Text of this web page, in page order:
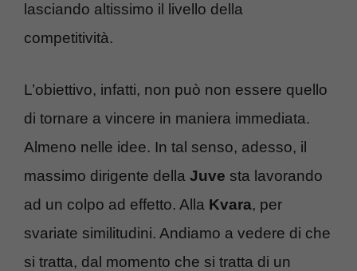
lasciando altissimo il livello della
competitività.
L’obiettivo, infatti, non può non essere quello
di tornare a vincere in maniera immediata.
Almeno nelle idee. In tal senso, adesso, il
massimo dirigente della Juve sta lavorando
ad un colpo ad effetto. Alla Kvara, per
svariate similitudini. Andiamo a vedere di che
si tratta, dal momento che si tratta di un